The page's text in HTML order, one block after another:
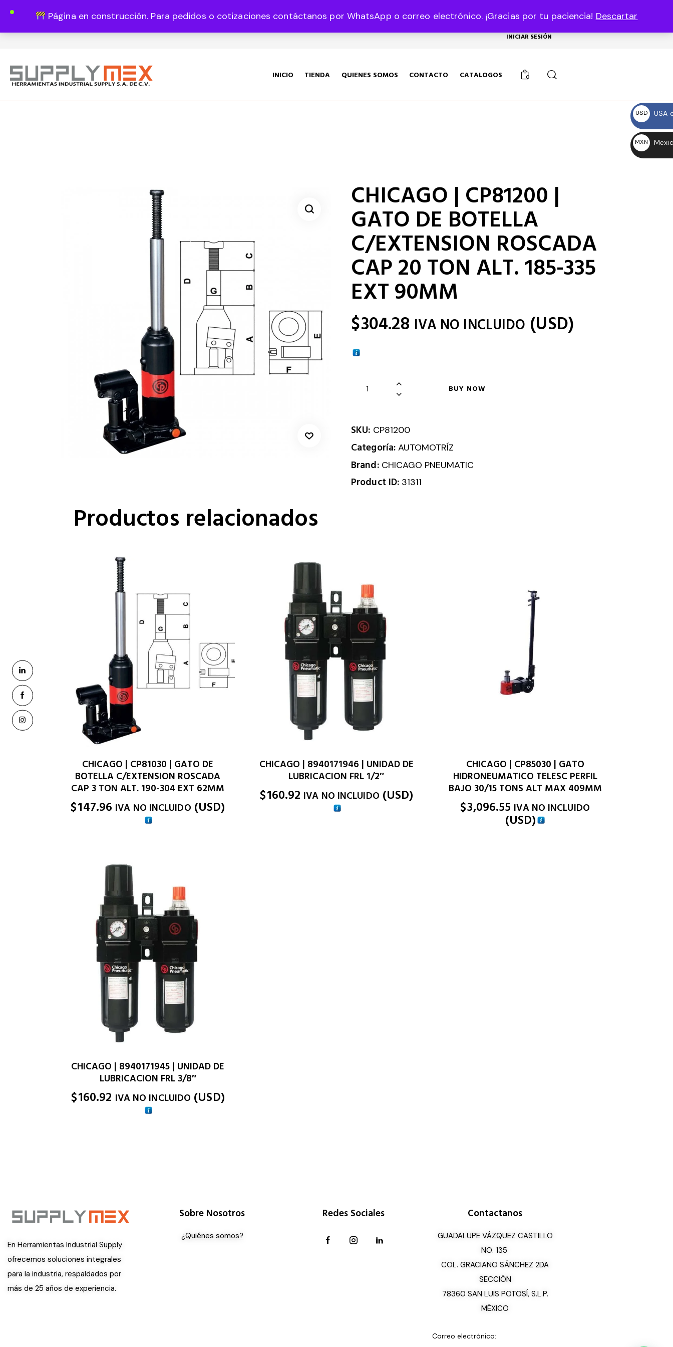
Página en construcción. Para pedidos o cotizaciones contáctanos por WhatsApp o correo electrónico. ¡Gracias por tu paciencia! Descartar
USD, $
INICIAR SESIÓN
INICIO TIENDA QUIENES SOMOS CONTACTO CATALOGOS 0
CHICAGO | CP81200 |
GATO DE BOTELLA
C/EXTENSION ROSCADA
CAP 20 TON ALT. 185-335
EXT 90MM
$304.28 IVA NO INCLUIDO (USD)
BUY NOW
SKU: CP81200
Categoría:AUTOMOTRÍZ
Brand: CHICAGO PNEUMATIC
Product ID: 31311
Productos relacionados
CHICAGO | CP81030 | GATO DE
BOTELLA C/EXTENSION ROSCADA
CAP 3 TON ALT. 190-304 EXT 62MM
$147.96 IVA NO INCLUIDO (USD)
CHICAGO | 8940171946 | UNIDAD DE
LUBRICACION FRL 1/2″
$160.92 IVA NO INCLUIDO (USD)
CHICAGO | CP85030 | GATO
HIDRONEUMATICO TELESC PERFIL
BAJO 30/15 TONS ALT MAX 409MM
$3,096.55 IVA NO INCLUIDO
(USD)
CHICAGO | 8940171945 | UNIDAD DE
LUBRICACION FRL 3/8″
$160.92 IVA NO INCLUIDO (USD)
En Herramientas Industrial Supply
ofrecemos soluciones integrales
para la industria, respaldados por
más de 25 años de experiencia.
Sobre Nosotros
¿Quiénes somos?
Redes Sociales Contactanos
GUADALUPE VÁZQUEZ CASTILLO
NO. 135
COL. GRACIANO SÁNCHEZ 2DA
SECCIÓN
78360 SAN LUIS POTOSÍ, S.L.P.
MÉXICO
Correo electrónico:
USD
USA
MXN